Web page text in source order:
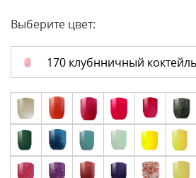
Выберите цвет:
170 клубнничный коктейль